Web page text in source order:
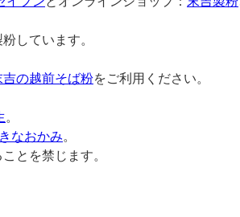
しています。
吉の越前そば粉をご利用ください。
。
なおかみ。
とを禁じます。